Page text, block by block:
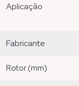
aplicação
fabricante
rotor (mm)